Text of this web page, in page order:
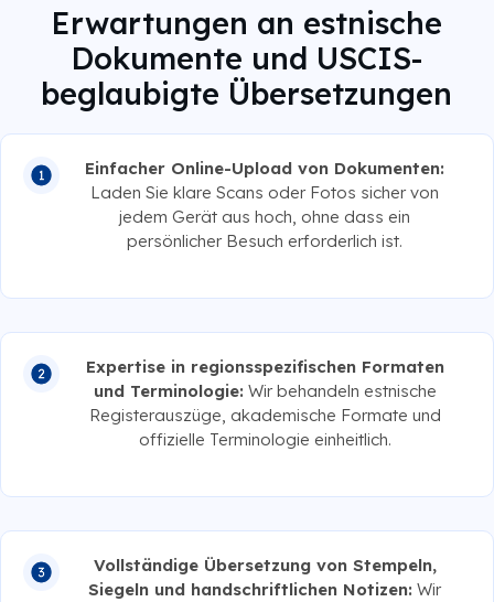
Erwartungen an estnische
Dokumente und USCIS-
beglaubigte Übersetzungen
Einfacher Online-Upload von Dokumenten:
Laden Sie klare Scans oder Fotos sicher von
jedem Gerät aus hoch, ohne dass ein
persönlicher Besuch erforderlich ist.
Expertise in regionsspezifischen Formaten
und Terminologie: Wir behandeln estnische
Registerauszüge, akademische Formate und
offizielle Terminologie einheitlich.
Vollständige Übersetzung von Stempeln,
Siegeln und handschriftlichen Notizen: Wir